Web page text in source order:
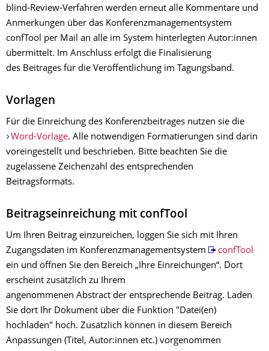
blind-Review-Verfahren werden erneut alle Kommentare und
Anmerkungen über das Konferenzmanagementsystem
confTool per Mail an alle im System hinterlegten Autor:innen
übermittelt. Im Anschluss erfolgt die Finalisierung
des Beitrages für die Veröffentlichung im Tagungsband.
Vorlagen
Für die Einreichung des Konferenzbeitrages nutzen sie die
Word-Vorlage. Alle notwendigen Formatierungen sind darin
voreingestellt und beschrieben. Bitte beachten Sie die
zugelassene Zeichenzahl des entsprechenden
Beitragsformats.
Beitragseinreichung mit confTool
Um Ihren Beitrag einzureichen, loggen Sie sich mit Ihren
Zugangsdaten im Konferenzmanagementsystem
confTool
ein und öffnen Sie den Bereich „Ihre Einreichungen“. Dort
erscheint zusätzlich zu Ihrem
angenommenen Abstract der entsprechende Beitrag. Laden
Sie dort Ihr Dokument über die Funktion "Datei(en)
hochladen" hoch. Zusätzlich können in diesem Bereich
Anpassungen (Titel, Autor:innen etc.) vorgenommen